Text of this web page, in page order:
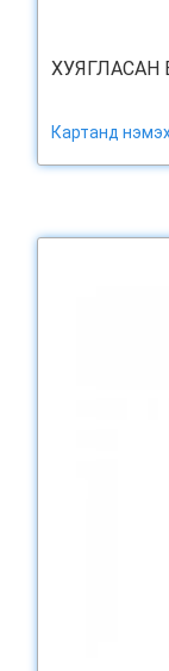
ХУЯГЛАСАН
Картанд